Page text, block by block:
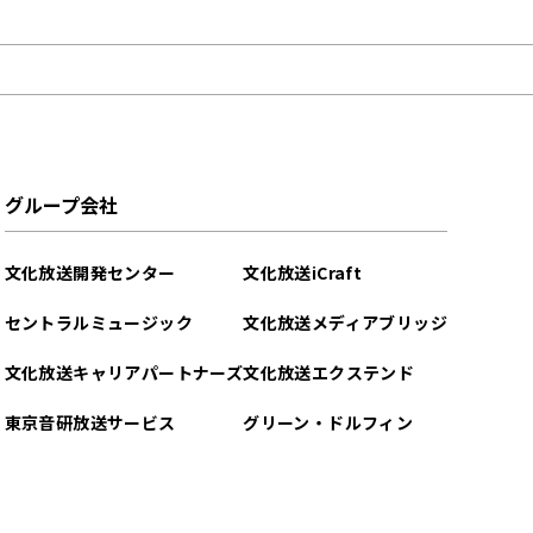
グループ会社
文化放送開発センター
セントラルミュージック
文化放送キャリアパートナーズ
東京音研放送サービス
文化放送iCraft
文化放送メディアブリッジ
文化放送エクステンド
グリーン・ドルフィン